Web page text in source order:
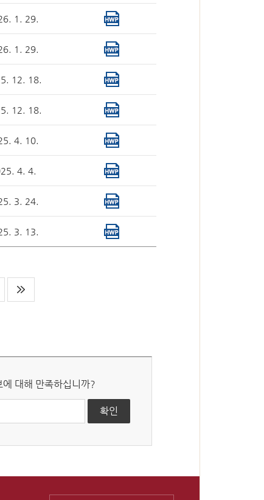
국선대리인 제도
심판기록복사
신청확인
1. 29.
1. 29.
12. 18.
12. 18.
4. 10.
4. 4.
3. 24.
3. 13.
대해 만족하십니까?